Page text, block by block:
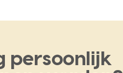
persoonlijk